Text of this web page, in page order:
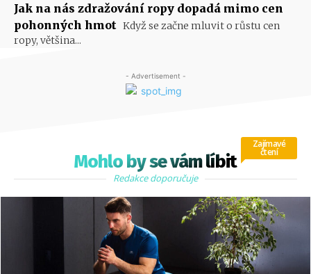
Jak na nás zdražování ropy dopadá mimo cen
pohonných hmot Když se začne mluvit o růstu cen
ropy, většina...
- Advertisement -
Mohlo by se vám líbit
Zajímavé
čtení
Redakce doporučuje